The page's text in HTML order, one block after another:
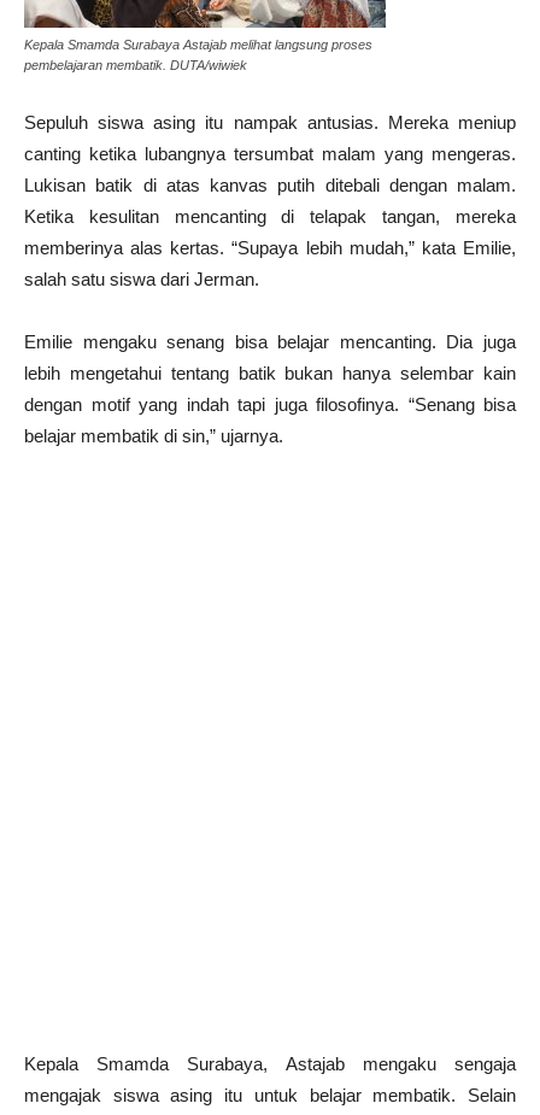
Kepala Smamda Surabaya Astajab melihat langsung proses
pembelajaran membatik. DUTA/wiwiek
Sepuluh siswa asing itu nampak antusias. Mereka meniup
canting ketika lubangnya tersumbat malam yang mengeras.
Lukisan batik di atas kanvas putih ditebali dengan malam.
Ketika kesulitan mencanting di telapak tangan, mereka
memberinya alas kertas. “Supaya lebih mudah,” kata Emilie,
salah satu siswa dari Jerman.
Emilie mengaku senang bisa belajar mencanting. Dia juga
lebih mengetahui tentang batik bukan hanya selembar kain
dengan motif yang indah tapi juga filosofinya. “Senang bisa
belajar membatik di sin,” ujarnya.
Kepala Smamda Surabaya, Astajab mengaku sengaja
mengajak siswa asing itu untuk belajar membatik. Selain